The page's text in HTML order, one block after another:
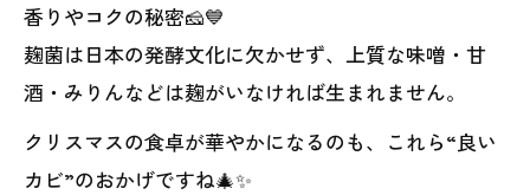
香りやコクの秘密🧀💙
麹菌は日本の発酵文化に欠かせず、上質な味噌・甘
酒・みりんなどは麹がいなければ生まれません。
クリスマスの食卓が華やかになるのも、これら“良い
カビ”のおかげですね🎄✨